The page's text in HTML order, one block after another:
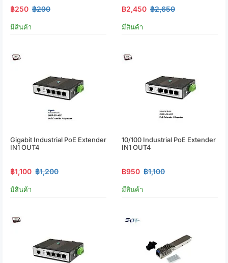
฿250 ฿290
มีสินค้า
฿2,450 ฿2,650
มีสินค้า
Gigabit Industrial PoE Extender
IN1 OUT4
฿1,100 ฿1,200
มีสินค้า
10/100 Industrial PoE Extender
IN1 OUT4
฿950 ฿1,100
มีสินค้า